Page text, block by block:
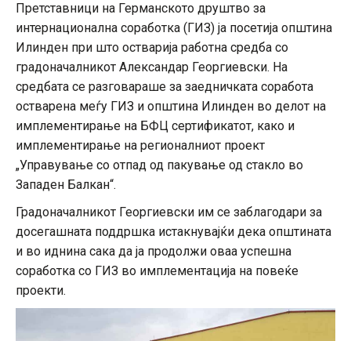
Претставници на Германското друштво за
интернационална соработка (ГИЗ) ја посетија општина
Илинден при што остварија работна средба со
градоначалникот Александар Георгиевски. На
средбата се разговараше за заедничката соработа
остварена меѓу ГИЗ и општина Илинден во делот на
имплементирање на БФЦ сертификатот, како и
имплементирање на регионалниот проект
„Управување со отпад од пакување од стакло во
Западен Балкан“.
Градоначалникот Георгиевски им се заблагодари за
досегашната поддршка истакнувајќи дека општината
и во иднина сака да ја продолжи оваа успешна
соработка со ГИЗ во имплементација на повеќе
проекти.